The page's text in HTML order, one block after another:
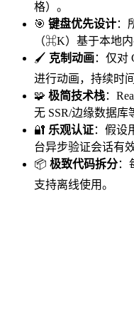
格）。
🎯 键盘优先设计：
（⌘K）基于本地
🖌️ 克制动画：仅对
进行动画，持续时
🧩 极简技术栈：
无 SSR/边缘数据库
🔐 乐观认证：假设
台异步验证会话有效
📦 极致代码拆分：
支持离线使用。